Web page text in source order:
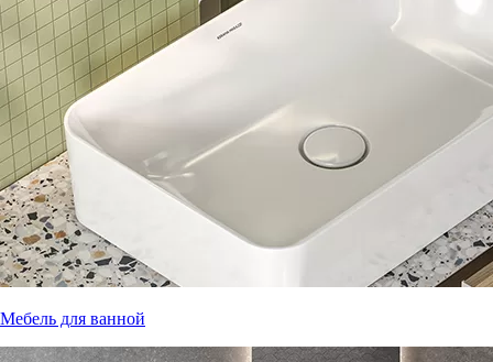
Мебель для ванной